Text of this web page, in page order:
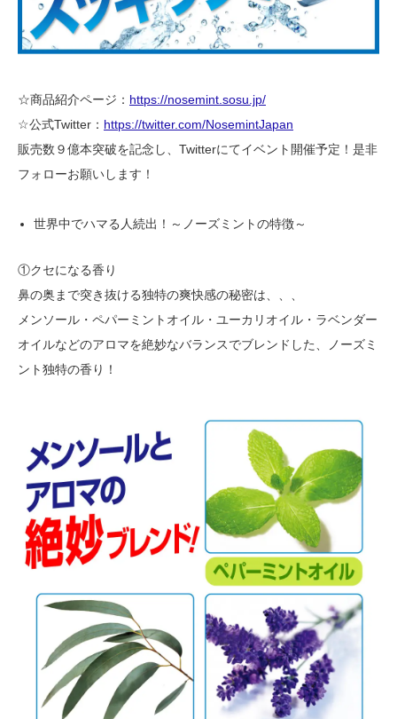
☆商品紹介ページ： https://nosemint.sosu.jp/
​☆公式Twitter： https://twitter.com/NosemintJapan
販売数９億本突破を記念し、Twitterにてイベント開催予定！是非
フォローお願いします！
世界中でハマる人続出！～ノーズミントの特徴～
①クセになる香り
鼻の奥まで突き抜ける独特の爽快感の秘密は、、、
メンソール・ペパーミントオイル・ユーカリオイル・ラベンダー
オイルなどのアロマを絶妙なバランスでブレンドした、ノーズミ
ント独特の香り！